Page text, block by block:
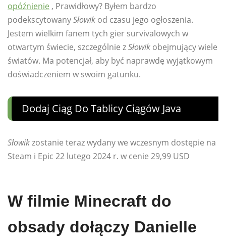
opóźnienie , Prawidłowy? Byłem bardzo
podekscytowanySłowik od czasu jego ogłoszenia.
Jestem wielkim fanem tych gier survivalowych w
otwartym świecie, szczególnie zSłowik obejmujący wiele
światów. Ma potencjał, aby być naprawdę wyjątkowym
doświadczeniem w swoim gatunku.
Dodaj Ciąg Do Tablicy Ciągów Java
Słowikzostanie teraz wydany we wczesnym dostępie na
Steam i Epic 22 lutego 2024 r. w cenie 29,99 USD
W filmie Minecraft do
obsady dołączy Danielle